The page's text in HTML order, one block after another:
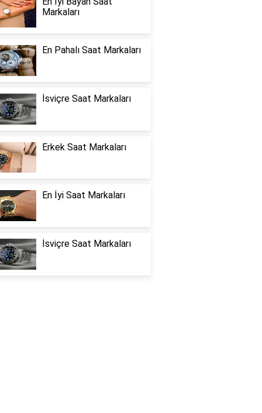
Markaları
En Pahalı Saat Markaları
İsviçre Saat Markaları
Erkek Saat Markaları
En İyi Saat Markaları
İsviçre Saat Markaları